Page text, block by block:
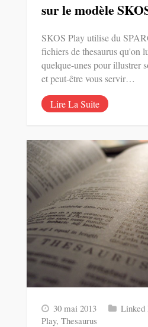
sur le modèle
SKOS Play utilise du
fichiers de thesaurus qu'on
quelque-unes pour illustrer
et peut-être vous servir…
Lire La Suite
30 mai 2013 Linked
Play, Thesaurus